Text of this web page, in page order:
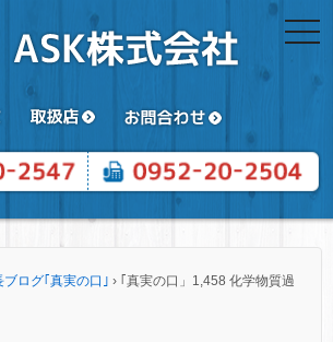
ブログ｢真実の口｣ › ｢真実の口」1,458 化学物質過